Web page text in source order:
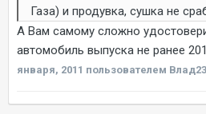
Газа) и продувка, сушка не
А Вам самому сложно
автомобиль выпуска не ранее
января, 2011 пользователем